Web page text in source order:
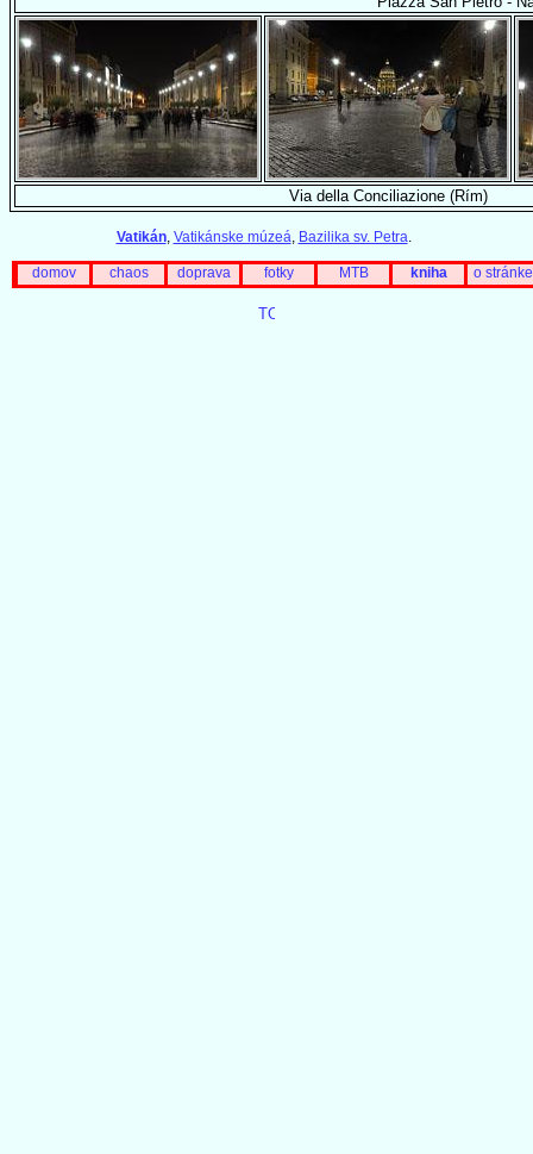
Via della Conciliazione (Rím)
Vatikán, Vatikánske múzeá, Bazilika sv. Petra.
domov chaos doprava fotky MTB kniha o stránke